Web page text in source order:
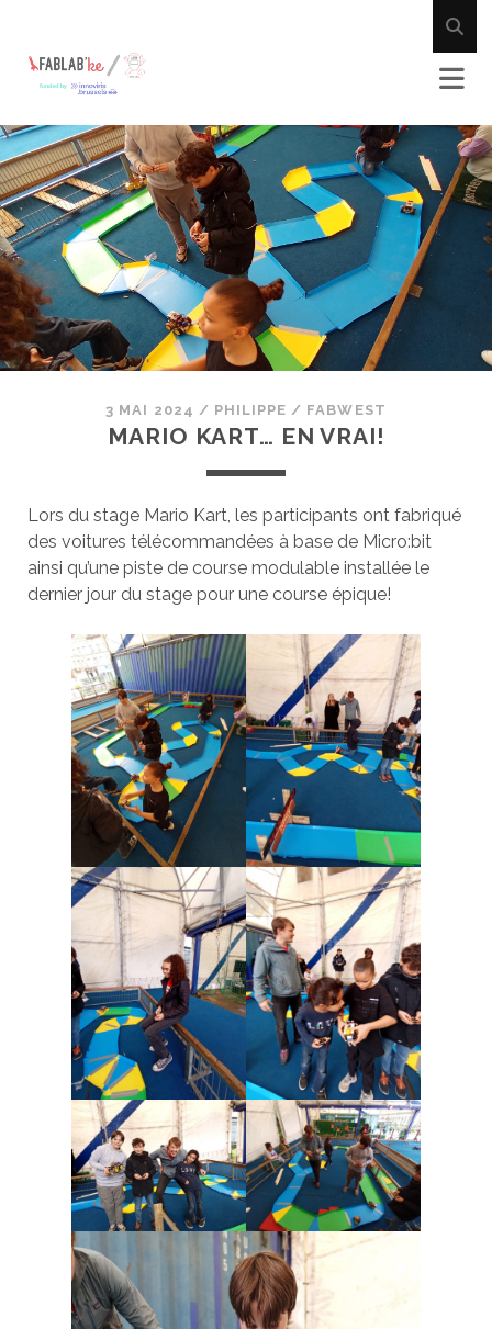
3 MAI 2024 / PHILIPPE / FABWEST
MARIO KART… EN VRAI!
Lors du stage Mario Kart, les participants ont fabriqué
des voitures télécommandées à base de Micro:bit
ainsi qu’une piste de course modulable installée le
dernier jour du stage pour une course épique!